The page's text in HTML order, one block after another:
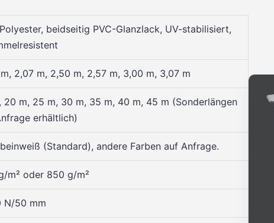
beidseitig PVC-Glanzlack, UV-stabilisiert,
2,07 m, 2,50 m, 2,57 m, 3,00 m, 3,07 m
20 m, 25 m, 30 m, 35 m, 40 m, 45 m (Sonderlängen
erhältlich)
(Standard), andere Farben auf Anfrage.
m² oder 850 g/m²
N/50 mm